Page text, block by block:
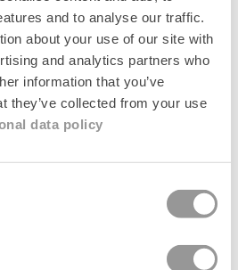
and to analyse our traffic.
about your use of our site with
and analytics partners who
information that you’ve
they’ve collected from your use
data policy